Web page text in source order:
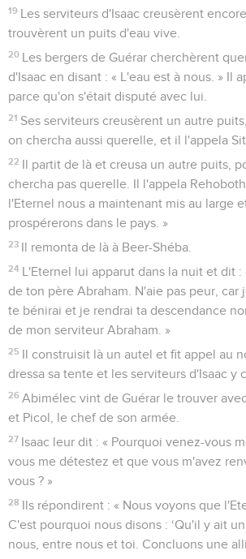
19 Les serviteurs d'Isaac creusèrent
trouvèrent un puits d'eau vive.
20 Les bergers de Guérar cherchèrent
d'Isaac en disant : « L'eau est à nous. » Il
parce qu'on s'était disputé avec lui.
21 Ses serviteurs creusèrent un autre
on chercha aussi querelle, et il l'appela
22 Il partit de là et creusa un autre puits,
chercha pas querelle. Il l'appela
l'Eternel nous a maintenant mis au large
prospérerons dans le pays. »
23 Il remonta de là à Beer-Shéba.
24 L'Eternel lui apparut dans la nuit et dit :
de ton père Abraham. N'aie pas peur, car
te bénirai et je rendrai ta descendance
de mon serviteur Abraham. »
25 Il construisit là un autel et fit appel au
dressa sa tente et les serviteurs d'Isaac y
26 Abimélec vint de Guérar le trouver
et Picol, le chef de son armée.
27 Isaac leur dit : « Pourquoi venez-vous
vous me détestez et que vous m'avez
vous ? »
28 Ils répondirent : « Nous voyons que
C'est pourquoi nous disons : ‘Qu'il y ait
nous, entre nous et toi. Concluons une